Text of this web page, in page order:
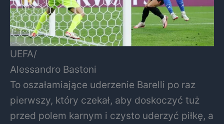
UEFA/
Alessandro Bastoni
To oszałamiające uderzenie Barelli po raz
pierwszy, który czekał, aby doskoczyć tuż
przed polem karnym i czysto uderzyć piłkę, a